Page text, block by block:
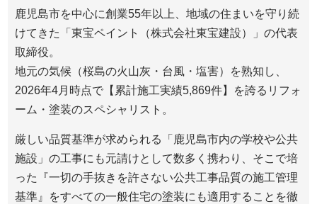
鹿児島市を中心に創業55年以上、地域の住まいを守り続
けてきた「東宝ペイント（株式会社東宝建設）」の代表
取締役。
地元の気候（桜島の火山灰・台風・塩害）を熟知し、
2026年4月時点で【累計施工実績5,869件】を誇るリフォ
ーム・塗装のスペシャリスト。
厳しい品質基準が求められる「鹿児島市内の学校や公共
施設」の工事にも元請けとして数多く携わり、そこで培
った『一切の手抜きを許さない公共工事品質の施工管理
基準』をすべての一般住宅の塗装にも適用することを徹